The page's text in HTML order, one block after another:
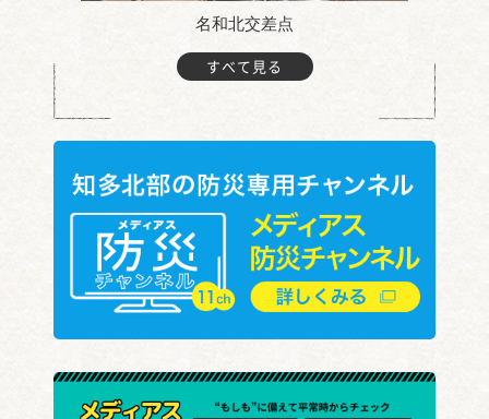
名和北交差点
すべて見る